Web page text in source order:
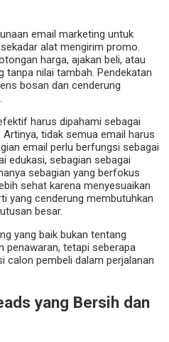
email marketing untuk
alat mengirim promo.
harga, ajakan beli, atau
tanpa nilai tambah. Pendekatan
bosan dan cenderung
harus dipahami sebagai
tidak semua email harus
email perlu berfungsi sebagai
edukasi, sebagian sebagai
sebagian yang berfokus
sehat karena menyesuaikan
yang cenderung membutuhkan
besar.
yang baik bukan tentang
penawaran, tetapi seberapa
calon pembeli dalam perjalanan
yang Bersih dan